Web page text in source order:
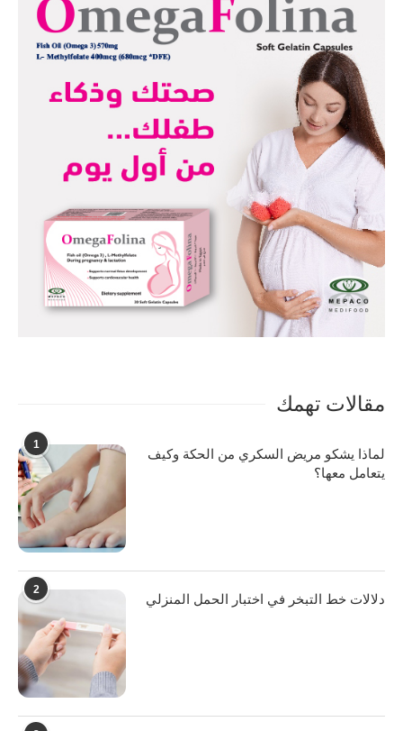
مقالات تهمك
1
لماذا يشكو مريض السكري من الحكة وكيف
يتعامل معها؟
2
دلالات خط التبخر في اختبار الحمل المنزلي